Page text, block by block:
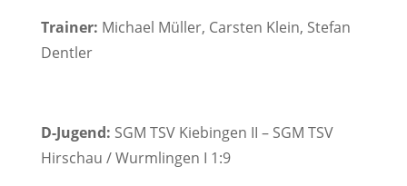
Trainer: Michael Müller, Carsten Klein, Stefan
Dentler
D-Jugend: SGM TSV Kiebingen II – SGM TSV
Hirschau / Wurmlingen I 1:9